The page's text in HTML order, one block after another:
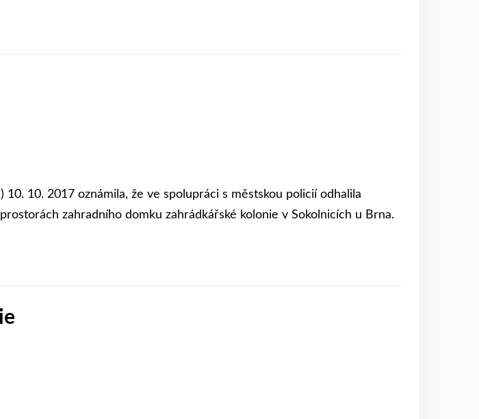
10. 10. 2017 oznámila, že ve spolupráci s městskou policií odhalila
zahradního domku zahrádkářské kolonie v Sokolnicích u Brna.